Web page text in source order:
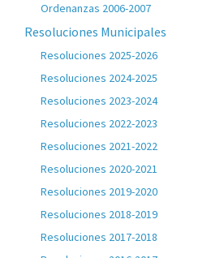
Ordenanzas 2006-2007
Resoluciones Municipales
Resoluciones 2025-2026
Resoluciones 2024-2025
Resoluciones 2023-2024
Resoluciones 2022-2023
Resoluciones 2021-2022
Resoluciones 2020-2021
Resoluciones 2019-2020
Resoluciones 2018-2019
Resoluciones 2017-2018